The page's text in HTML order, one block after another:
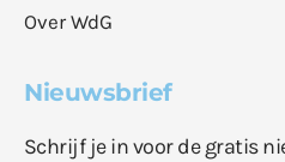
Over WdG
Nieuwsbrief
Schrijf je in voor de gratis